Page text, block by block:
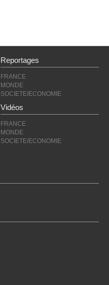
Reportages
FRANCE
MONDE
SOCIETE/ECONOMIE
Vidéos
FRANCE
MONDE
SOCIETE/ECONOMIE